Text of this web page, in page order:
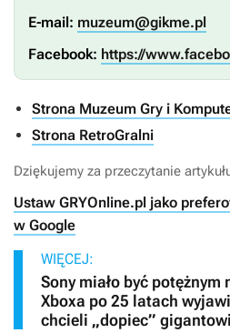
E-mail: muzeum@gikme.pl
Facebook: https://
Strona Muzeum Gry i
Strona RetroGralni
Dziękujemy za przeczytanie
Ustaw GRYOnline.pl jako
w Google
WIĘCEJ:
Sony miało być potężnym
Xboxa po 25 latach
chcieli „dopiec” gigantowi